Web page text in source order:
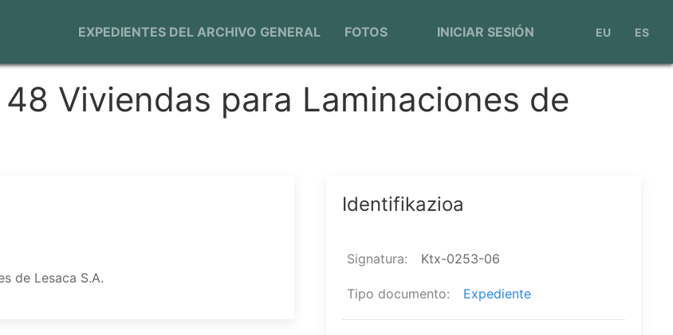
EXPEDIENTES DEL ARCHIVO GENERAL FOTOS
cuenta
de
INICIAR SESIÓN EU ES
Viviendas para Laminaciones de
de Lesaca S.A.
Identifikazioa
Signatura Ktx-0253-06
Tipo documento Expediente